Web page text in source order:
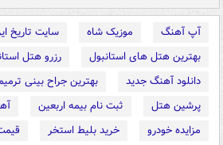
آپ آهنگ موزیک شاه
سایت تاریخ
بهترین هتل های استانبول
رزرو هتل
دانلود آهنگ جدید
بهترین جراح بینی
پرشین هتل
ثبت نام بیمه اربعین
مزایده خودرو
خرید بلیط استخر